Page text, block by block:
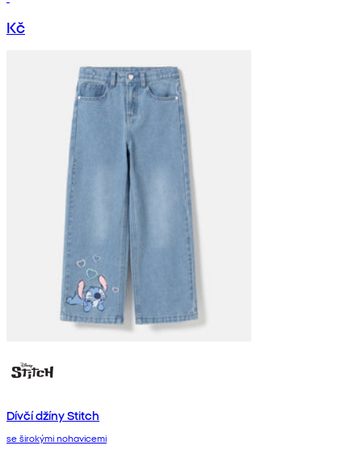
Kč
Dívčí džíny Stitch
se širokými nohavicemi